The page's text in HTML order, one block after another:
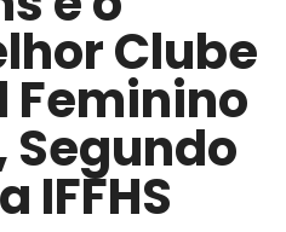
Clube
Feminino
Segundo
IFFHS